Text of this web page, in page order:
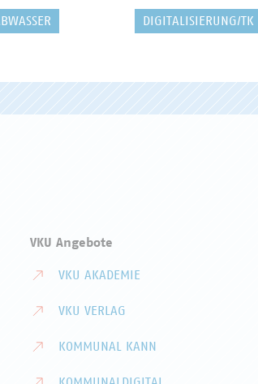
DIGITALISIERUNG/TK
VKU Angebote
VKU AKADEMIE
VKU VERLAG
KOMMUNAL KANN